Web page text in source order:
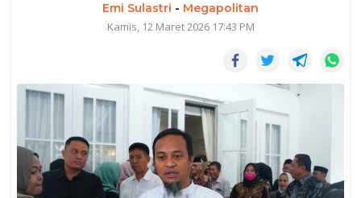
Emi Sulastri - Megapolitan
Kamis, 12 Maret 2026 17:43 PM